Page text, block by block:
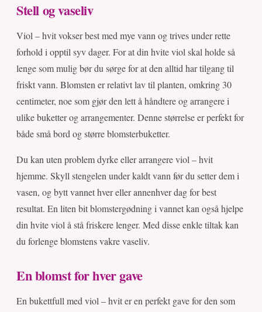
Stell og vaseliv
Viol – hvit vokser best med mye vann og trives under rette
forhold i opptil syv dager. For at din hvite viol skal holde så
lenge som mulig bør du sørge for at den alltid har tilgang til
friskt vann. Blomsten er relativt lav til planten, omkring 30
centimeter, noe som gjør den lett å håndtere og arrangere i
ulike buketter og arrangementer. Denne størrelse er perfekt for
både små bord og større blomsterbuketter.
Du kan uten problem dyrke eller arrangere viol – hvit
hjemme. Skyll stengelen under kaldt vann før du setter dem i
vasen, og bytt vannet hver eller annenhver dag for best
resultat. En liten bit blomstergødning i vannet kan også hjelpe
din hvite viol å stå friskere lenger. Med disse enkle tiltak kan
du forlenge blomstens vakre vaseliv.
En blomst for hver gave
En bukettfull med viol – hvit er en perfekt gave for den som